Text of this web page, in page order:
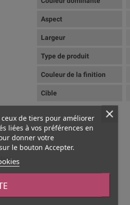
Aspect
Largeur
Type de produit
Couleur de la finition
Cible
de tiers pour améliorer
liées à vos préférences en
donner votre
le bouton Accepter.